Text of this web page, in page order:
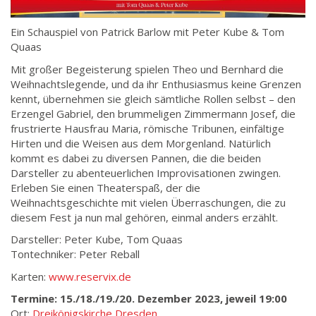
Ein Schauspiel von Patrick Barlow mit Peter Kube & Tom
Quaas
Mit großer Begeisterung spielen Theo und Bernhard die
Weihnachtslegende, und da ihr Enthusiasmus keine Grenzen
kennt, übernehmen sie gleich sämtliche Rollen selbst – den
Erzengel Gabriel, den brummeligen Zimmermann Josef, die
frustrierte Hausfrau Maria, römische Tribunen, einfältige
Hirten und die Weisen aus dem Morgenland. Natürlich
kommt es dabei zu diversen Pannen, die die beiden
Darsteller zu abenteuerlichen Improvisationen zwingen.
Erleben Sie einen Theaterspaß, der die
Weihnachtsgeschichte mit vielen Überraschungen, die zu
diesem Fest ja nun mal gehören, einmal anders erzählt.
Darsteller: Peter Kube, Tom Quaas
Tontechniker: Peter Reball
Karten: www.reservix.de
Termine: 15./18./19./20. Dezember 2023, jeweil 19:00